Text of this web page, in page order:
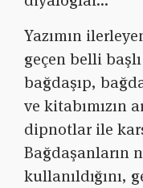
Yazımın
geçen belli
bağdaşıp,
ve kitabımızın
dipnotlar ile
Bağdaşanların
kullanıldığını,